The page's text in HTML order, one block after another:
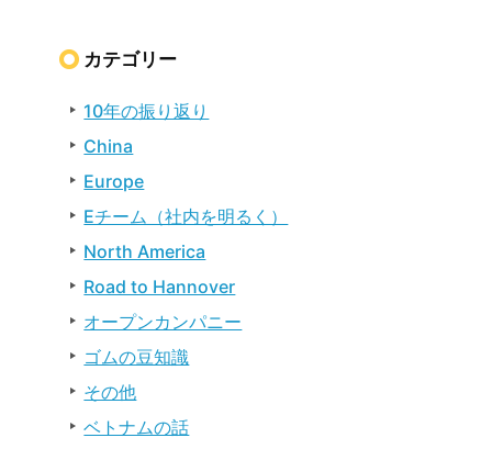
カテゴリー
10年の振り返り
China
Europe
Eチーム（社内を明るく）
North America
Road to Hannover
オープンカンパニー
ゴムの豆知識
その他
ベトナムの話